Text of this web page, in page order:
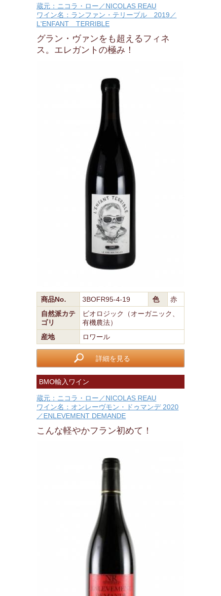
蔵元：ニコラ・ロー／NICOLAS REAU
ワイン名：ランファン・テリーブル 2019／
L'ENFANT TERRIBLE
グラン・ヴァンをも超えるフィネ
ス。エレガントの極み！
商品No. 3BOFR95-4-19 色
赤
自然派カテ
ゴリ
ビオロジック（オーガニック、
有機農法）
産地
ロワール
詳細を見る
BMO輸入ワイン
蔵元：ニコラ・ロー／NICOLAS REAU
ワイン名：オンレーヴモン・ドゥマンデ 2020
／ENLEVEMENT DEMANDE
こんな軽やかフラン初めて！